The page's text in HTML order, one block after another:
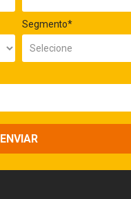
Segmento*
ENVIAR